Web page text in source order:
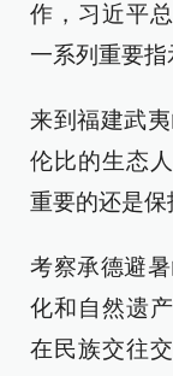
作，习近平
一系列重要
来到福建武
伦比的生态
重要的还是保
考察承德避
化和自然遗
在民族交往